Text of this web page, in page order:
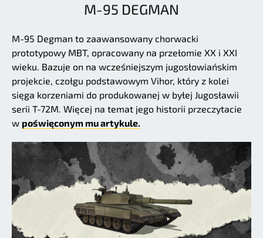
M-95 DEGMAN
M-95 Degman to zaawansowany chorwacki
prototypowy MBT, opracowany na przełomie XX i XXI
wieku. Bazuje on na wcześniejszym jugosłowiańskim
projekcie, czołgu podstawowym Vihor, który z kolei
sięga korzeniami do produkowanej w byłej Jugosławii
serii T-72M. Więcej na temat jego historii przeczytacie
w poświęconym mu artykule.